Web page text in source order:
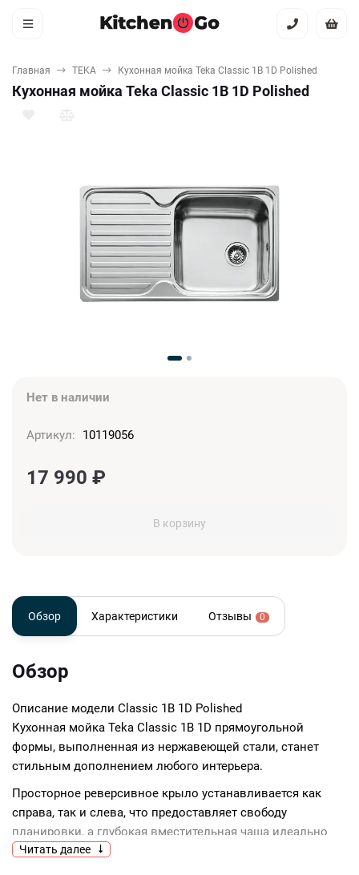
Главная TEKA Кухонная мойка Teka Classic 1B 1D Polished
Кухонная мойка Teka Classic 1B 1D Polished
Нет в наличии
Артикул: 10119056
17 990 ₽
В корзину
Обзор Характеристики Отзывы 0
Обзор
Описание модели Classic 1B 1D Polished
Кухонная мойка Teka Classic 1B 1D прямоугольной
формы, выполненная из нержавеющей стали, станет
стильным дополнением любого интерьера.
Просторное реверсивное крыло устанавливается как
справа, так и слева, что предоставляет свободу
планировки, а глубокая вместительная чаша идеально
подойдет, если вам необходимо очищать большое
Читать далее